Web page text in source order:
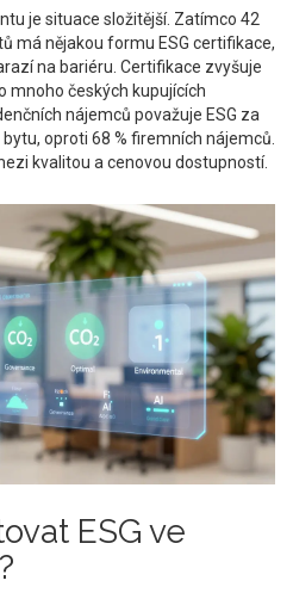
je situace složitější. Zatímco 42
má nějakou formu ESG certifikace,
na bariéru. Certifikace zvyšuje
mnoho českých kupujících
nájemců považuje ESG za
oproti 68 % firemních nájemců.
kvalitou a cenovou dostupností.
ESG ve